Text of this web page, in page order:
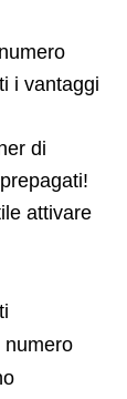
i vantaggi
di
attivare
numero